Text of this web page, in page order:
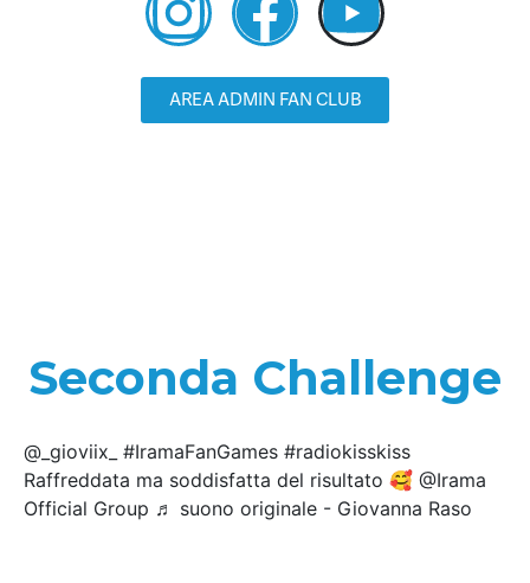
AREA ADMIN FAN CLUB
Seconda Challenge
@_gioviix_ #IramaFanGames #radiokisskiss
Raffreddata ma soddisfatta del risultato 🥰 @Irama
Official Group ♬ suono originale - Giovanna Raso